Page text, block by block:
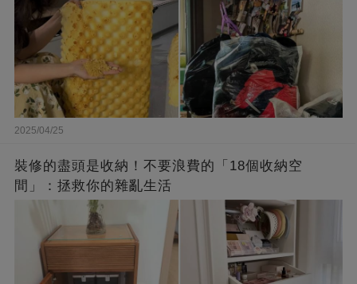
2025/04/25
裝修的盡頭是收納！不要浪費的「18個收納空
間」：拯救你的雜亂生活